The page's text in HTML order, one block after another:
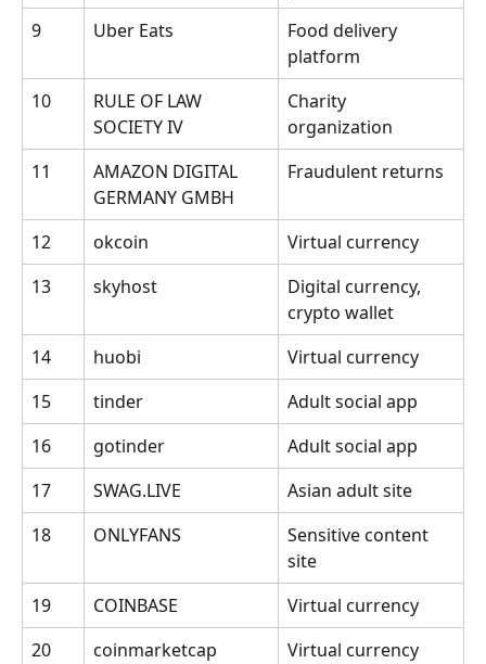
9
Uber Eats
Food delivery
platform
10
RULE OF LAW
SOCIETY IV
Charity
organization
11
AMAZON DIGITAL
GERMANY GMBH
Fraudulent returns
12 okcoin
Virtual currency
13
skyhost
Digital currency,
crypto wallet
14
huobi
Virtual currency
15
tinder
Adult social app
16
gotinder
Adult social app
17
SWAG.LIVE
Asian adult site
18
ONLYFANS
Sensitive content
site
19
COINBASE
Virtual currency
20
coinmarketcap
Virtual currency